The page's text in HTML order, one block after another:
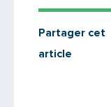
Partager cet
article